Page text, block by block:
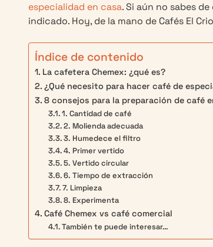
especialidad en casa. Si aún no sabes
indicado. Hoy, de la mano de Cafés El
Índice de contenido
La cafetera Chemex: ¿qué es?
¿Qué necesito para hacer café de
8 consejos para la preparación de café
1. Cantidad de café
2. Molienda adecuada
3. Humedece el filtro
4. Primer vertido
5. Vertido circular
6. Tiempo de extracción
7. Limpieza
8. Experimenta
Café Chemex vs café comercial
También te puede interesar…